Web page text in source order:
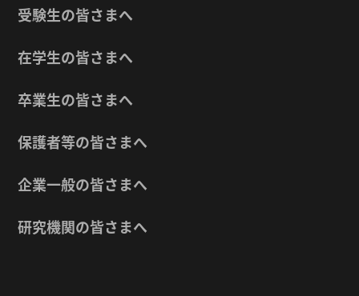
受験生の皆さまへ
在学生の皆さまへ
卒業生の皆さまへ
保護者等の皆さまへ
企業一般の皆さまへ
研究機関の皆さまへ